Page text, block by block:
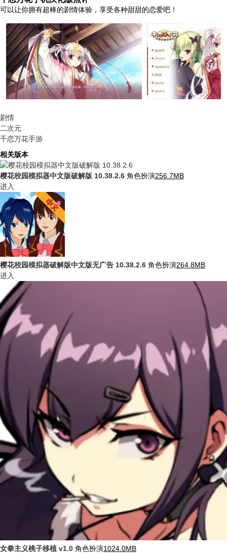
可以让你拥有超棒的剧情体验，享受各种甜甜的恋爱吧！
剧情
二次元
千恋万花手游
相关版本
樱花校园模拟器中文版破解版 10.38.2.6 角色扮演256.7MB
进入
樱花校园模拟器破解版中文版无广告 10.38.2.6 角色扮演264.8MB
进入
女拳主义桃子移植 v1.0 角色扮演1024.0MB